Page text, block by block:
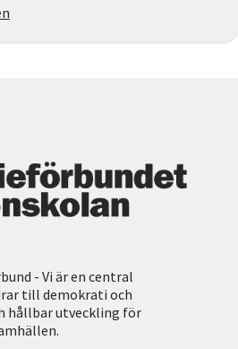
- Vi är en central
till demokrati och
hållbar utveckling för